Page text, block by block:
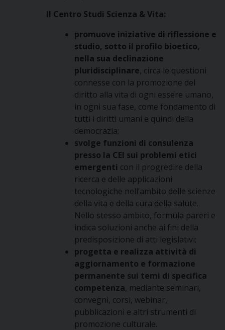
Il Centro Studi Scienza & Vita:
promuove iniziative di riflessione e
studio, sotto il profilo bioetico,
nella sua declinazione
pluridisciplinare, circa le questioni
connesse con la promozione del
diritto alla vita di ogni essere umano,
in ogni sua fase, come fondamento di
tutti i diritti umani e quindi della
democrazia;
svolge funzioni di consulenza
presso la CEI sui problemi etici
emergenti con il progredire della
ricerca e delle applicazioni
tecnologiche nell’ambito delle scienze
della vita e della cura della salute.
Nello stesso ambito, formula pareri e
indica soluzioni anche ai fini della
predisposizione di atti legislativi;
progetta e realizza attività di
aggiornamento e formazione
permanente sui temi di specifica
competenza, mediante seminari,
convegni, corsi, webinar,
pubblicazioni e altri strumenti di
promozione culturale.